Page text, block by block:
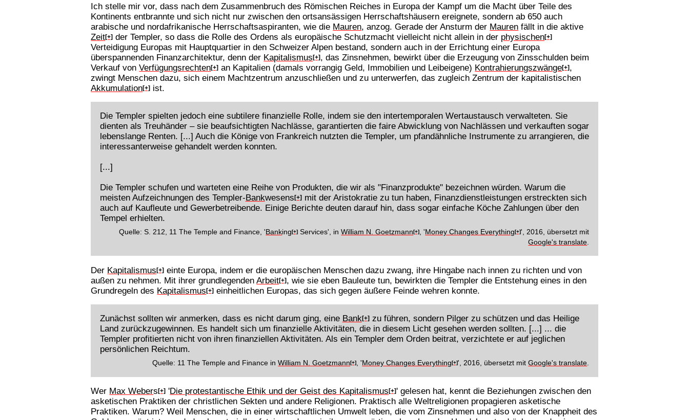
Ich stelle mir vor, dass nach dem Zusammenbruch des Römischen Reiches in Europa der Kampf um die Macht über Teile des
Kontinents entbrannte und sich nicht nur zwischen den ortsansässigen Herrschaftshäusern ereignete, sondern ab 650 auch
arabische und nordafrikanische Herrschaftsaspiranten, wie die Mauren, anzog. Gerade der Ansturm der Mauren fällt in die aktive
Zeit[+] der Templer, so dass die Rolle des Ordens als europäische Schutzmacht vielleicht nicht allein in der physischen[+]
Verteidigung Europas mit Hauptquartier in den Schweizer Alpen bestand, sondern auch in der Errichtung einer Europa
überspannenden Finanzarchitektur, denn der Kapitalismus[+], das Zinsnehmen, bewirkt über die Erzeugung von Zinsschulden beim
Verkauf vonVerfügungsrechten[+] an Kapitalien (damals vorrangig Geld, Immobilien und Leibeigene) Kontrahierungszwänge[+],
zwingt Menschen dazu, sich einem Machtzentrum anzuschließen und zu unterwerfen, das zugleich Zentrum der kapitalistischen
Akkumulation[+] ist.
Die Templer spielten jedoch eine subtilere finanzielle Rolle, indem sie den intertemporalen Wertaustausch verwalteten. Sie
dienten als Treuhänder – sie beaufsichtigten Nachlässe, garantierten die faire Abwicklung von Nachlässen und verkauften sogar
lebenslange Renten. [...] Auch die Könige von Frankreich nutzten die Templer, um pfandähnliche Instrumente zu arrangieren, die
interessanterweise gehandelt werden konnten.
[...]
Die Templer schufen und warteten eine Reihe von Produkten, die wir als "Finanzprodukte" bezeichnen würden. Warum die
meisten Aufzeichnungen des Templer-Bankwesens [+]mit der Aristokratie zu tun haben, Finanzdienstleistungen erstreckten sich
auch auf Kaufleute und Gewerbetreibende. Einige Berichte deuten darauf hin, dass sogar einfache Köche Zahlungen über den
Tempel erhielten.
Quelle: S. 212, 11 The Temple and Finance, 'Banking[+] Services', inWilliam N. Goetzmann[+] , 'Money Changes Everything[+]', 2016, übersetzt mit
Google's translate
Der Kapitalismus[+] einte Europa, indem er die europäischen Menschen dazu zwang, ihre Hingabe nach innen zu richten und von
außen zu nehmen. Mit ihrer grundlegendenArbeit[+], wie sie eben Bauleute tun, bewirkten die Templer die Entstehung eines in den
Grundregeln des Kapitalismus[+] einheitlichen Europas, das sich gegen äußere Feinde wehren konnte.
Zunächst sollten wir anmerken, dass es nicht darum ging, eine Bank[+]zu führen, sondern Pilger zu schützen und das Heilige
Land zurückzugewinnen. Es handelt sich um finanzielle Aktivitäten, die in diesem Licht gesehen werden sollten. [...] ... die
Templer profitierten nicht von ihren finanziellen Aktivitäten. Als ein Templer dem Orden beitrat, verzichtete er auf jeglichen
persönlichen Reichtum.
Quelle: 11 The Temple and Finance inWilliam N. Goetzmann[+], 'Money Changes Everything[+]', 2016, übersetzt mitGoogle's translate.
Wer Max Webers[+] 'Die protestantische Ethik und der Geist des Kapitalismus[+]' gelesen hat, kennt die Beziehungen zwischen den
asketischen Praktiken der christlichen Sekten und andere Religionen. Praktisch alle Weltreligionen propagieren asketische
Praktiken. Warum? Weil Menschen, die in einer wirtschaftlichen Umwelt leben, die vom Zinsnehmen und also von der Knappheit des